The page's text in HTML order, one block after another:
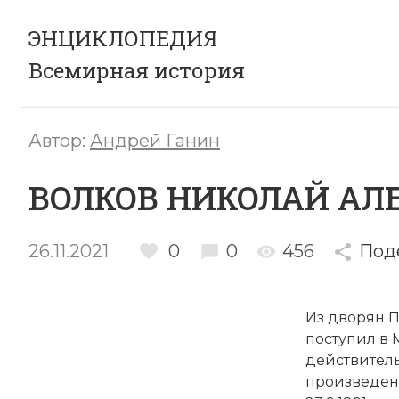
ЭНЦИКЛОПЕДИЯ
Всемирная история
Автор: Андрей Ганин
ВОЛКОВ НИКОЛАЙ
26.11.2021 0 0 456
Из дворян
поступил в